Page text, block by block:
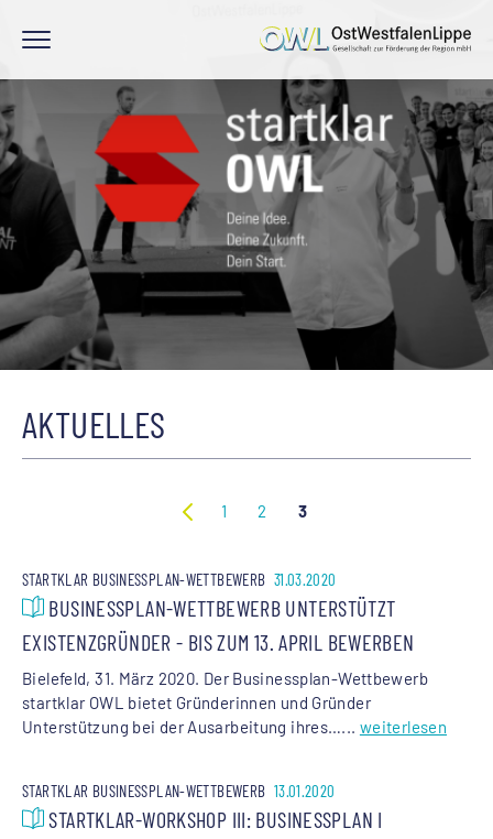
AKTUELLES
1 2 3
STARTKLAR BUSINESSPLAN-WETTBEWERB 31.03.2020
BUSINESSPLAN-WETTBEWERB UNTERSTÜTZT
EXISTENZGRÜNDER - BIS ZUM 13. APRIL BEWERBEN
Bielefeld, 31. März 2020. Der Businessplan-Wettbewerb
startklar OWL bietet Gründerinnen und Gründer
Unterstützung bei der Ausarbeitung ihres…... weiterlesen
STARTKLAR BUSINESSPLAN-WETTBEWERB 13.01.2020
STARTKLAR-WORKSHOP III: BUSINESSPLAN I